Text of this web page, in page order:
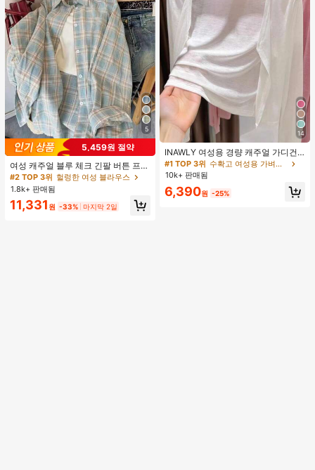
5
5,459원 절약
여성 캐주얼 블루 체크 긴팔 버튼 프론
트 폴리에스터 셔츠, 레귤러 핏, 봄 의
류, 편안한 스타일
#2 TOP 3위 헐렁한 여성 블라우스
1.8k+ 판매됨
11,331 원 -33% 마지막 2일
14
INAWLY 여성용 경량 캐주얼 가디건,
여름
#1 TOP 3위
수확고 여성용 가벼운 카디건
10k+ 판매됨
6,390원 -25%